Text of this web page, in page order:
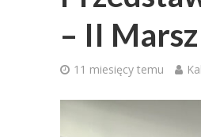
– II
11 miesięcy temu